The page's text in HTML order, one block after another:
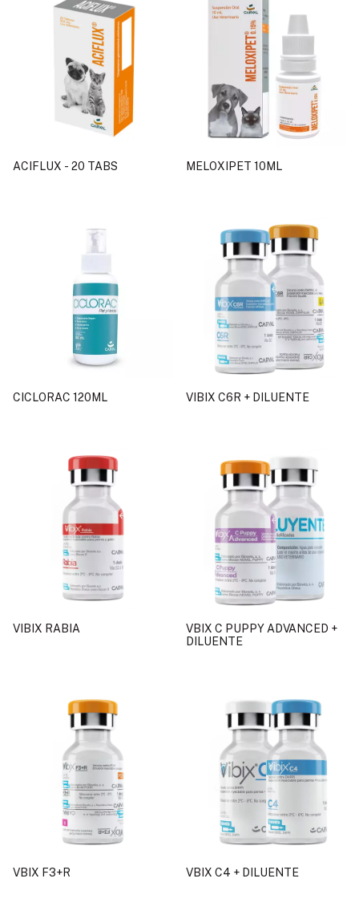
ACIFLUX - 20 TABS MELOXIPET 10ML
CICLORAC 120ML VIBIX C6R + DILUENTE
VIBIX RABIA
VBIX C PUPPY ADVANCED +
DILUENTE
VBIX F3+R VBIX C4 + DILUENTE